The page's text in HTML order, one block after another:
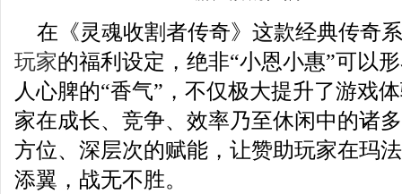
在《灵魂收割者传奇》这款经典传奇
玩家的福利设定，绝非“小恩小惠”可以
人心脾的“香气”，不仅极大提升了游戏
家在成长、竞争、效率乃至休闲中的诸
方位、深层次的赋能，让赞助玩家在玛
添翼，战无不胜。